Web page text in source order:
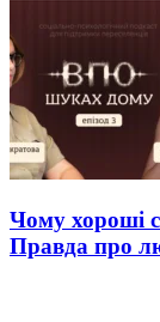
Чому хороші
Правда про